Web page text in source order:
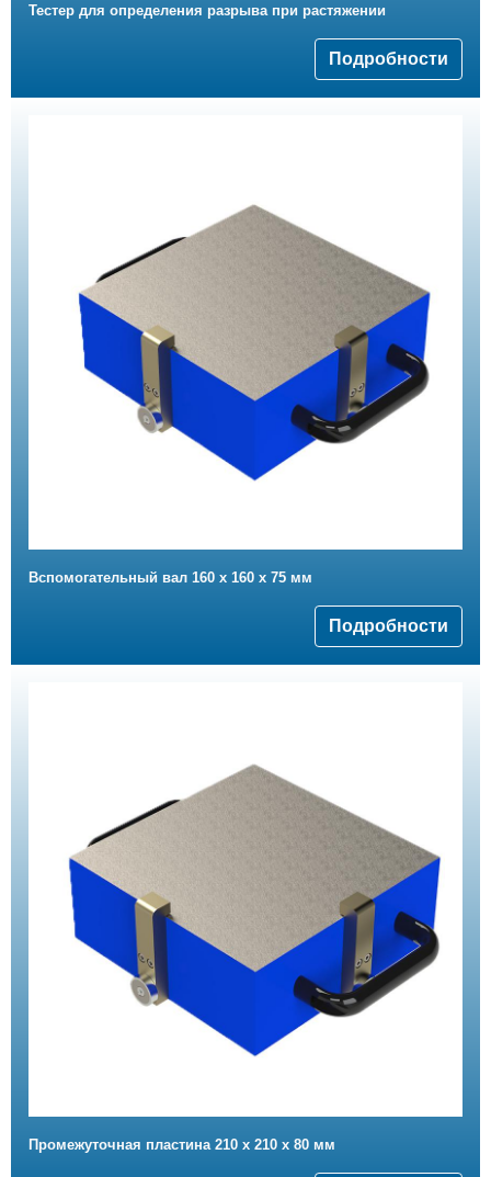
Тестер для определения разрыва при растяжении
Подробности
Вспомогательный вал 160 x 160 x 75 мм
Подробности
Промежуточная пластина 210 x 210 x 80 мм